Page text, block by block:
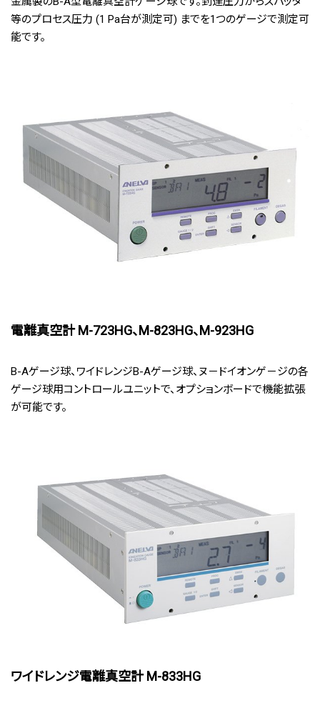
等のプロセス圧力 (1 Pa台が測定可) までを1つのゲージで測定可
能です。
電離真空計 M-723HG、M-823HG、M-923HG
B-Aゲージ球、ワイドレンジB-Aゲージ球、ヌ－ドイオンゲ－ジの各
ゲージ球用コントロールユニットで、オプションボードで機能拡張
が可能です。
ワイドレンジ電離真空計 M-833HG